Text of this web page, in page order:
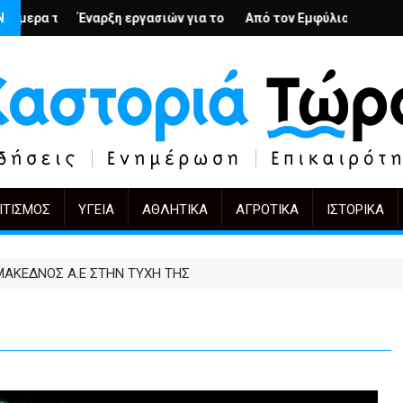
– Ο Άρμιν Βέγκνερ απέναντι στη λήθη
για το Κέντρο Ημέρας Ολικής Φροντίδας στην Καστοριά
Από τον Εμφύλιο στην Πόλωση: το ίδιο έργο,
KIFF 51: Η εικόνα
ΥΓΕΊΑ ΑΘΛΗΤΙΚΆ ΑΓΡΟΤΙΚΆ ΙΣΤΟΡΙΚΆ
Α.Ε ΣΤΗΝ ΤΥΧΗ ΤΗΣ